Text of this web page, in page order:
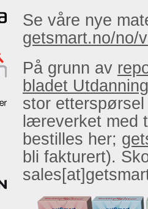
Se våre nye
getsmart.no/no/
På grunn av
bladet Utdanning
stor
læreverket med
bestilles her;
bli fakturert).